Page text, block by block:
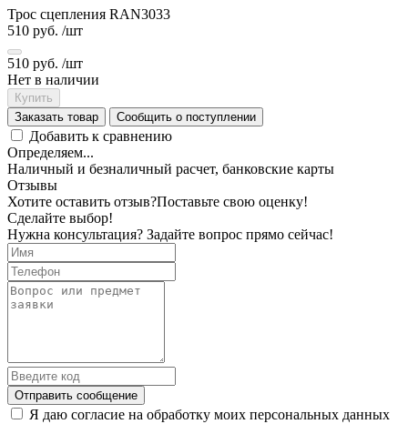
Трос сцепления RAN3033
510 руб. /шт
510 руб. /шт
Нет в наличии
Купить
Заказать товар
Сообщить о поступлении
Добавить к сравнению
Определяем...
Наличный и безналичный расчет, банковские карты
Отзывы
Хотите оставить отзыв?Поставьте свою оценку!
Сделайте выбор!
Нужна консультация? Задайте вопрос прямо сейчас!
Отправить сообщение
Я даю согласие на обработку моих персональных данных